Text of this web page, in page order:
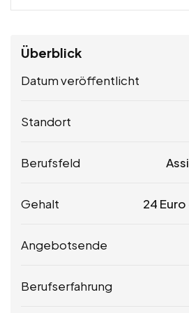
Überblick
Datum veröffentlicht
Standort
Berufsfeld
Gehalt 24 Euro
Angebotsende
Berufserfahrung